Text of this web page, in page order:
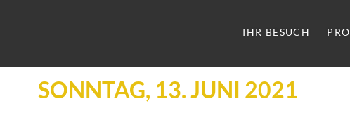
IHR BESUCH
SONNTAG, 13. JUNI 2021